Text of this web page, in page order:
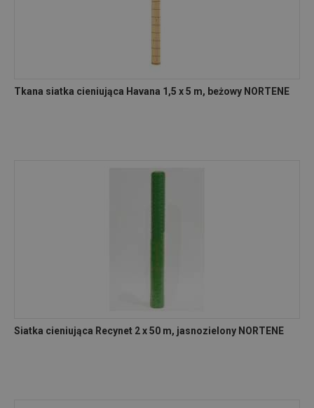
Tkana siatka cieniująca Havana 1,5 x 5 m, beżowy NORTENE
Siatka cieniująca Recynet 2 x 50 m, jasnozielony NORTENE